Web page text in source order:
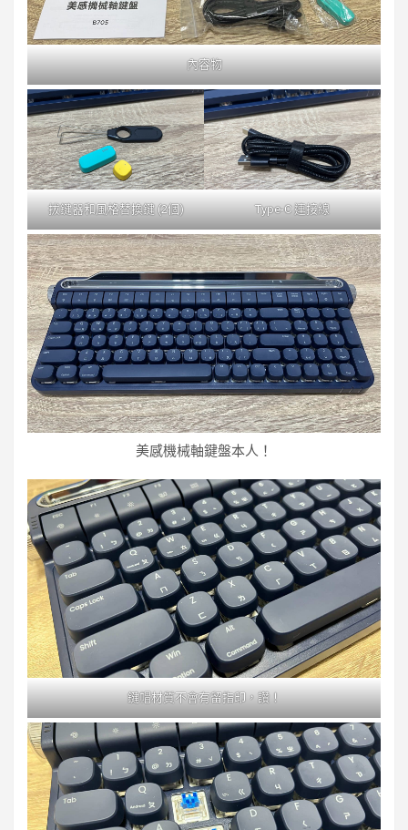
內容物
拔鍵器和風格替換鍵 (2個) Type-C 連接線
美感機械軸鍵盤本人！
鍵帽材質不會有留指印，讚！